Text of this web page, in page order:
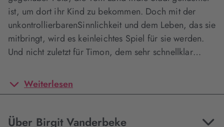
ist, um dort ihr Kind zu bekommen. Doch mit der
unkontrollierbarenSinnlichkeit und dem Leben, das sie
mitbringt, wird es keinleichtes Spiel für sie werden.
Und nicht zuletzt für Timon, dem sehr schnellklar…
Weiterlesen
Über Birgit Vanderbeke